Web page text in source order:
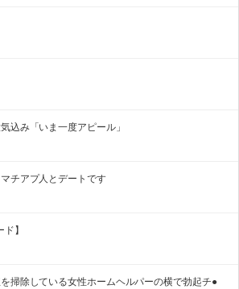
込み「いま一度アピール」
チアプ人とデートです
】
掃除している女性ホームヘルパーの横で勃起チ●